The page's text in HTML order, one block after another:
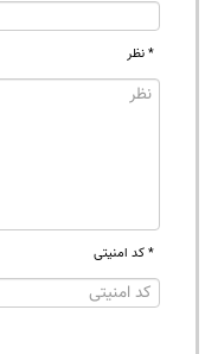
* نظر
* کد امنیتی